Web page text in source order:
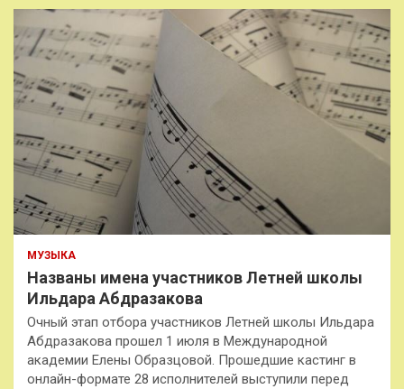
МУЗЫКА
Названы имена участников Летней школы
Ильдара Абдразакова
Очный этап отбора участников Летней школы Ильдара
Абдразакова прошел 1 июля в Международной
академии Елены Образцовой. Прошедшие кастинг в
онлайн-формате 28 исполнителей выступили перед